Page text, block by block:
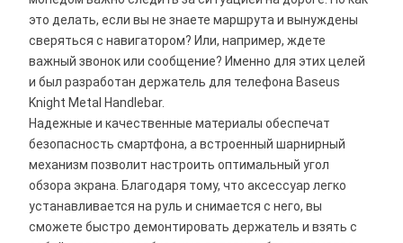
это делать, если вы не знаете маршрута и вынуждены
сверяться с навигатором? Или, например, ждете
важный звонок или сообщение? Именно для этих целей
и был разработан держатель для телефона Baseus
Knight Metal Handlebar.
Надежные и качественные материалы обеспечат
безопасность смартфона, а встроенный шарнирный
механизм позволит настроить оптимальный угол
обзора экрана. Благодаря тому, что аксессуар легко
устанавливается на руль и снимается с него, вы
сможете быстро демонтировать держатель и взять с